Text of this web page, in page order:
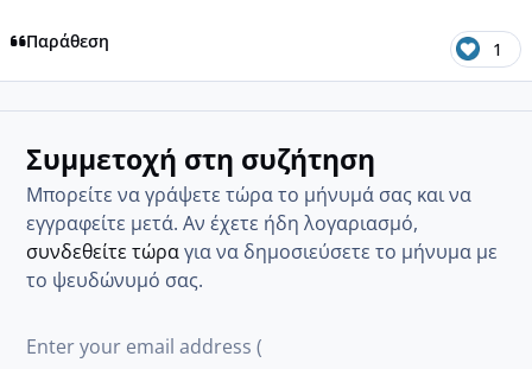
Παράθεση 1
Συμμετοχή στη συζήτηση
Μπορείτε να γράψετε τώρα το μήνυμά σας και να
εγγραφείτε μετά. Αν έχετε ήδη λογαριασμό,
συνδεθείτε τώραγια να δημοσιεύσετε το μήνυμα με
το ψευδώνυμό σας.